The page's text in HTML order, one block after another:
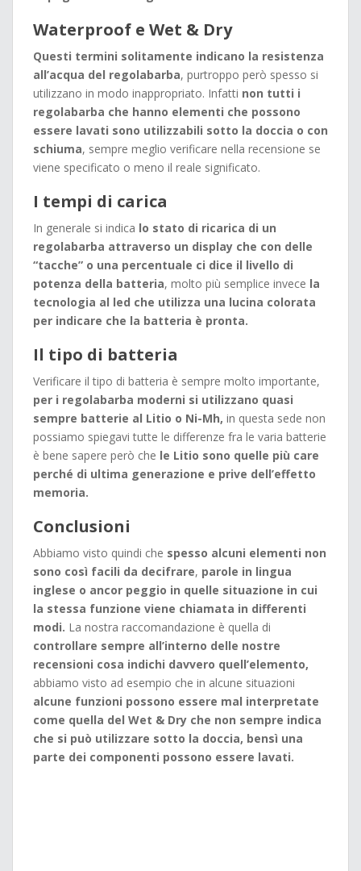
Waterproof e Wet & Dry
Questi termini solitamente indicano la resistenza
all’acqua del regolabarba, purtroppo però spesso si
utilizzano in modo inappropriato. Infatti non tutti i
regolabarba che hanno elementi che possono
essere lavati sono utilizzabili sotto la doccia o con
schiuma, sempre meglio verificare nella recensione se
viene specificato o meno il reale significato.
I tempi di carica
In generale si indica lo stato di ricarica di un
regolabarba attraverso un display che con delle
“tacche” o una percentuale ci dice il livello di
potenza della batteria, molto più semplice invece la
tecnologia al led che utilizza una lucina colorata
per indicare che la batteria è pronta.
Il tipo di batteria
Verificare il tipo di batteria è sempre molto importante,
per i regolabarba moderni si utilizzano quasi
sempre batterie al Litio o Ni-Mh, in questa sede non
possiamo spiegavi tutte le differenze fra le varia batterie
è bene sapere però che le Litio sono quelle più care
perché di ultima generazione e prive dell’effetto
memoria.
Conclusioni
Abbiamo visto quindi che spesso alcuni elementi non
sono così facili da decifrare, parole in lingua
inglese o ancor peggio in quelle situazione in cui
la stessa funzione viene chiamata in differenti
modi. La nostra raccomandazione è quella di
controllare sempre all’interno delle nostre
recensioni cosa indichi davvero quell’elemento,
abbiamo visto ad esempio che in alcune situazioni
alcune funzioni possono essere mal interpretate
come quella del Wet & Dry che non sempre indica
che si può utilizzare sotto la doccia, bensì una
parte dei componenti possono essere lavati.